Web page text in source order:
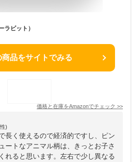
ラビット）
商品をサイトでみる
価格と在庫をAmazonでチェック >>
)
長く使えるので経済的ですし、ピン
ートなアニマル柄は、きっとお子さ
れると思います。左右で少し異なる